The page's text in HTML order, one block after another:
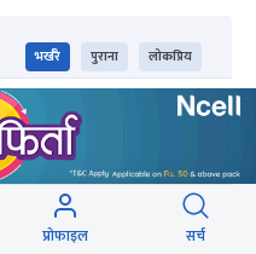
भर्खरै पुराना लोकप्रिय
प्रोफाइल सर्च